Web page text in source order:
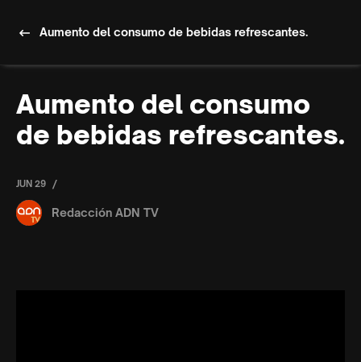
Aumento del consumo de bebidas refrescantes.
Aumento del consumo
de bebidas refrescantes.
JUN 29 /
Redacción ADN TV